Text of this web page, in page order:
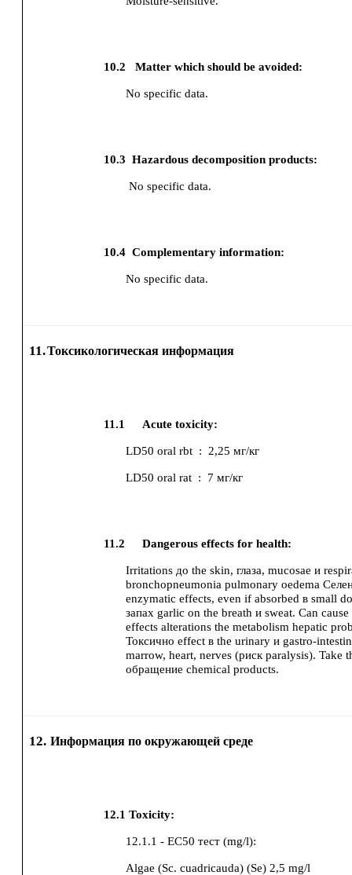
10.2 Matter which should be avoided:
No specific data.
10.3 Hazardous decomposition products:
No specific data.
10.4 Complementary information:
No specific data.
11.Токсикологическая информация
11.1 Acute toxicity:
LD50 oral rbt : 2,25 мг/кг
LD50 oral rat : 7 мг/кг
11.2 Dangerous effects for health:
Irritations до the skin, глаза, mucosae и
bronchopneumonia pulmonary oedema
enzymatic effects, even if absorbed в small
запах garlic on the breath и sweat. Can cause
effects alterations the metabolism hepatic
Токсично effect в the urinary и gastro-
marrow, heart, nerves (риск paralysis). Take
обращение chemical products.
12. Информация по окружающей среде
12.1 Toxicity:
12.1.1 - EC50 тест (mg/l):
Algae (Sc. cuadricauda) (Se) 2,5 mg/l